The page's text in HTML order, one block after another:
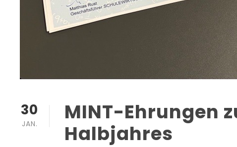
30
JAN.
MINT-Ehrungen
Halbjahres